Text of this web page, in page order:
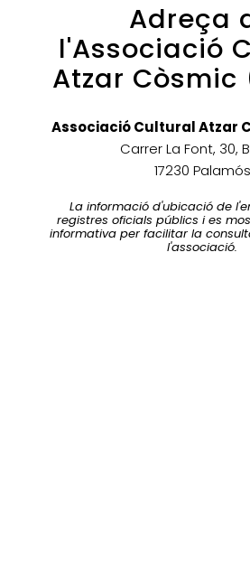
Adreça
l'Associació
Atzar Còsmic
Associació Cultural Atzar
Carrer La Font, 30,
17230 Palamós
La informació d'ubicació de
registres oficials públics i es
informativa per facilitar la
l'associació.